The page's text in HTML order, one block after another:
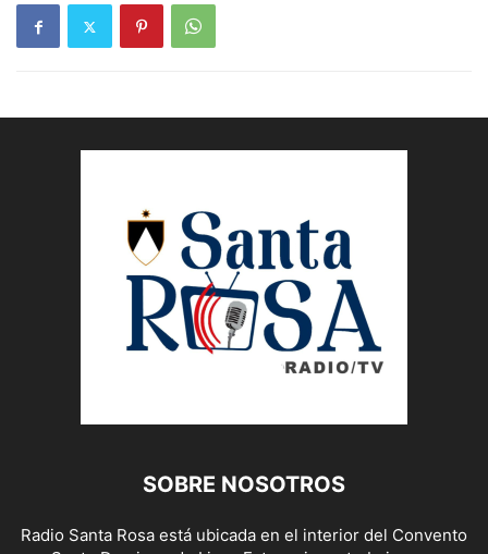
SOBRE NOSOTROS
Radio Santa Rosa está ubicada en el interior del Convento